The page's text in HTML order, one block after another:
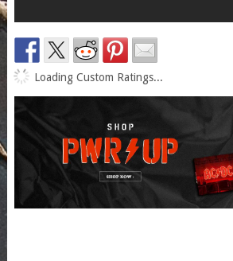
Loading Custom Ratings...